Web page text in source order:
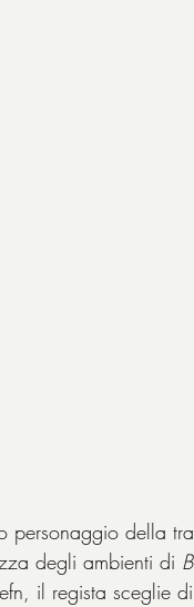
personaggio della
degli ambienti di
il regista sceglie